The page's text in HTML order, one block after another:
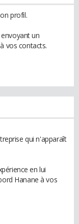
profil.
un
vos contacts.
qui n'apparaît
en lui
Hanane à vos